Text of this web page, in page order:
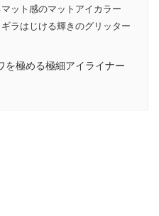
ット感のマットアイカラー
ラはじける輝きのグリッター
を極める極細アイライナー